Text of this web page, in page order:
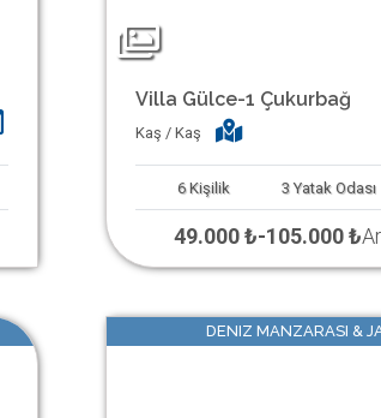
Villa Gülce-1 Çukurbağ
Kaş / Kaş
6 Kişilik 3 Yatak Odası
49.000 ₺-105.000 ₺
DENIZ MANZARASI &